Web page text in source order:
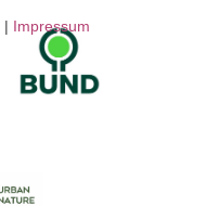
| Impressum